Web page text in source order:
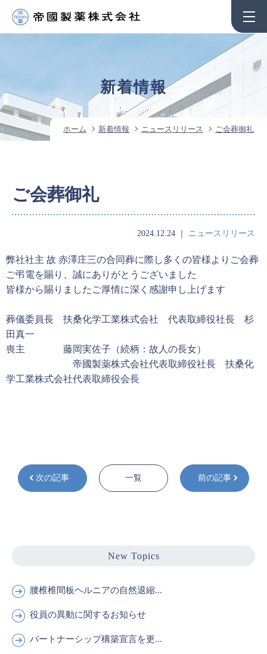
新着情報
ホーム 新着情報 ニュースリリース ご会葬御礼
ご会葬御礼
2024.12.24 ニュースリリース
弊社社主 故 赤澤庄三の合同葬に際し多くの皆様よりご会葬
ご弔電を賜り、誠にありがとうございました
皆様から賜りましたご厚情に深く感謝申し上げます
葬儀委員長 扶桑化学工業株式会社 代表取締役社長 杉
田真一
喪主 藤岡実佐子（続柄：故人の長女）
帝國製薬株式会社代表取締役社長 扶桑化
学工業株式会社代表取締役会長
次の記事 一覧 前の記事
New Topics
腰椎椎間板ヘルニアの自然退縮...
役員の異動に関するお知らせ
パートナーシップ構築宣言を更...